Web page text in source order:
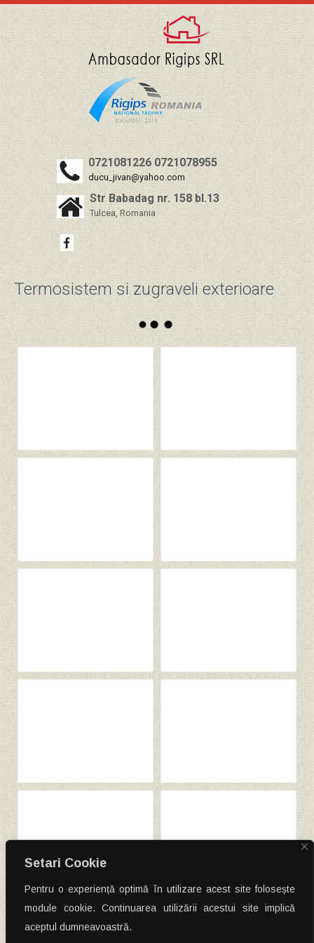
Setari Cookie
Pentru o experiență optimă în utilizare acest site folosește
module cookie. Continuarea utilizării acestui site implică
aceptul dumneavoastră.
0721081226 0721078955
ducu_jivan@yahoo.com
Str Babadag nr. 158 bl.13
Tulcea, Romania
Termosistem si zugraveli exterioare
Post
Extindere grup sanitar